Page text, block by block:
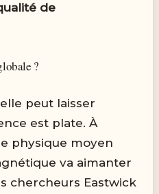
de
?
peut laisser
est plate. À
physique moyen
va aimanter
chercheurs Eastwick